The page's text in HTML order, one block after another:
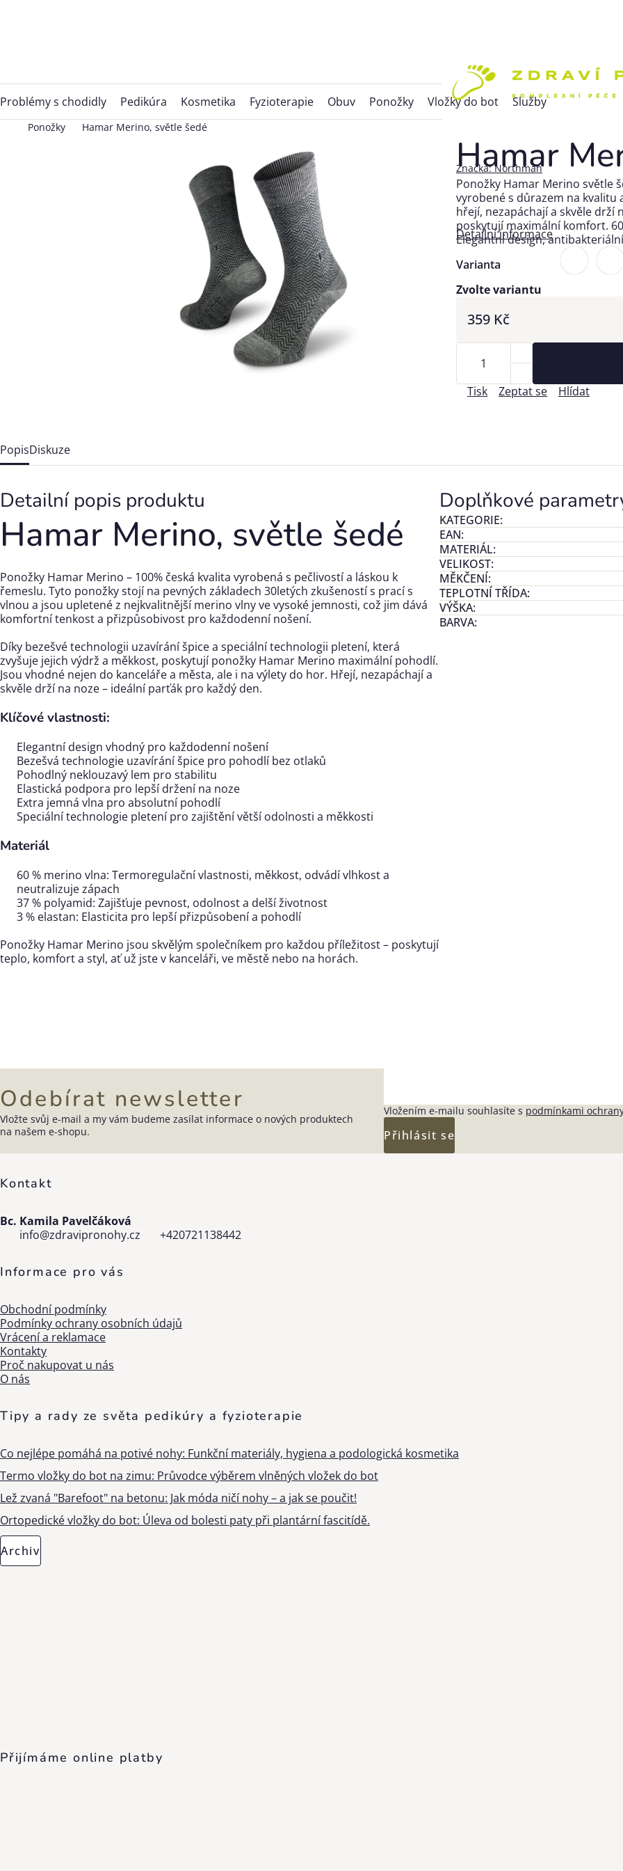
Problémy s chodidly Pedikúra Kosmetika Fyzioterapie Obuv Ponožky Vložky do bot Služby
Ponožky Hamar Merino, světle šedé
Hamar
Značka:Northman
359 Kč
Zvolte variantu
Varianta
Ponožky Hamar Merino světle
vyrobené s důrazem na kvalitu
hřejí, nezapáchají a skvěle drží
poskytují maximální komfort.
Elegantní design,
Detailní informace
Tisk Zeptat se Hlídat
PopisDiskuze
Detailní popis produktu
Hamar Merino, světle šedé
Ponožky Hamar Merino – 100% česká kvalita vyrobená s pečlivostí a láskou k
řemeslu. Tyto ponožky stojí na pevných základech 30letých zkušeností s prací s
vlnou a jsou upletené z nejkvalitnější merino vlny ve vysoké jemnosti, což jim dává
komfortní tenkost a přizpůsobivost pro každodenní nošení.
Díky bezešvé technologii uzavírání špice a speciální technologii pletení, která
zvyšuje jejich výdrž a měkkost, poskytují ponožky Hamar Merino maximální pohodlí.
Jsou vhodné nejen do kanceláře a města, ale i na výlety do hor. Hřejí, nezapáchají a
skvěle drží na noze – ideální parťák pro každý den.
Klíčové vlastnosti:
Elegantní design vhodný pro každodenní nošení
Bezešvá technologie uzavírání špice pro pohodlí bez otlaků
Pohodlný neklouzavý lem pro stabilitu
Elastická podpora pro lepší držení na noze
Extra jemná vlna pro absolutní pohodlí
Speciální technologie pletení pro zajištění větší odolnosti a měkkosti
Materiál
60 % merino vlna: Termoregulační vlastnosti, měkkost, odvádí vlhkost a
neutralizuje zápach
37 % polyamid: Zajišťuje pevnost, odolnost a delší životnost
3 % elastan: Elasticita pro lepší přizpůsobení a pohodlí
Ponožky Hamar Merino jsou skvělým společníkem pro každou příležitost – poskytují
teplo, komfort a styl, ať už jste v kanceláři, ve městě nebo na horách.
Doplňkové
KATEGORIE:
EAN:
MATERIÁL:
VELIKOST:
MĚKČENÍ:
TEPLOTNÍ TŘÍDA:
VÝŠKA:
BARVA:
Zápatí
Kontakt
Bc. Kamila Pavelčáková
info@zdravipronohy.cz +420721138442
Informace pro vás
Obchodní podmínky
Podmínky ochrany osobních údajů
Vrácení a reklamace
Kontakty
Proč nakupovat u nás
O nás
Tipy a rady ze světa pedikúry a fyzioterapie
Co nejlépe pomáhá na potivé nohy: Funkční materiály, hygiena a podologická kosmetika
Termo vložky do bot na zimu: Průvodce výběrem vlněných vložek do bot
Lež zvaná "Barefoot" na betonu: Jak móda ničí nohy – a jak se poučit!
Ortopedické vložky do bot: Úleva od bolesti paty při plantární fascitídě.
Archiv
Přijímáme online platby
Odebírat newsletter
Vložte svůj e-mail a my vám budeme zasílat informace o nových produktech
na našem e-shopu.
Vložením e-mailu souhlasíte s podmínkami
Přihlásit se